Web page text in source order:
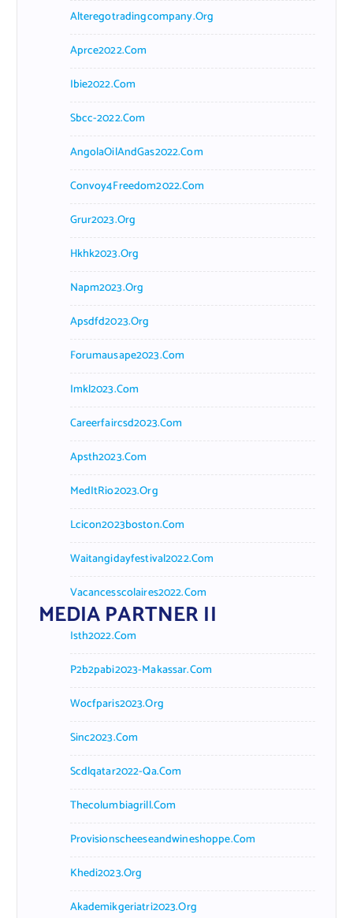
Alteregotradingcompany.org
Aprce2022.com
Ibie2022.com
Sbcc-2022.com
AngolaOilAndGas2022.com
Convoy4Freedom2022.com
Grur2023.org
Hkhk2023.org
Napm2023.org
Apsdfd2023.org
Forumausape2023.com
Imkl2023.com
Careerfaircsd2023.com
Apsth2023.com
MedItRio2023.org
Lcicon2023boston.com
Waitangidayfestival2022.com
Vacancesscolaires2022.com
MEDIA PARTNER II
Isth2022.com
P2b2pabi2023-Makassar.com
Wocfparis2023.org
Sinc2023.com
Scdlqatar2022-Qa.com
Thecolumbiagrill.com
Provisionscheeseandwineshoppe.com
Khedi2023.org
Akademikgeriatri2023.org